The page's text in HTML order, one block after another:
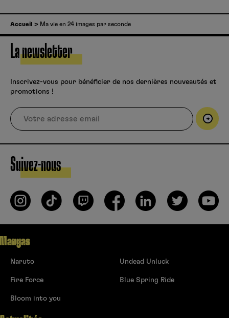
Accueil Ma vie en 24 images par seconde
La newsletter
Inscrivez-vous pour bénéficier de nos dernières nouveautés et
promotions !
Suivez-nous
Mangas
Naruto
Fire Force
Bloom into you
Undead Unluck
Blue Spring Ride